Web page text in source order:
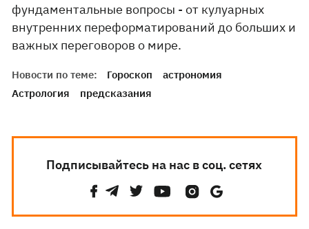
фундаментальные вопросы - от кулуарных
внутренних переформатирований до больших и
важных переговоров о мире.
Новости по теме: Гороскоп
астрономия
Астрология
предсказания
Подписывайтесь на нас в соц. сетях